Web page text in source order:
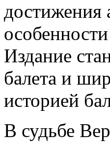
достижения
Издание
балета и
историей
В судьбе